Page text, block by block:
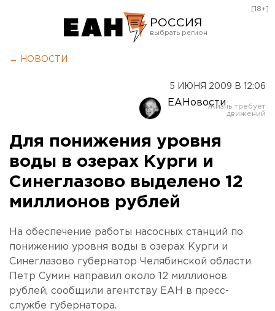
РОССИЯ
Оренбург
[18+]
← НОВОСТИ
5 ИЮНЯ 2009 В 12:06
ЕАНовости
Для понижения уровня
воды в озерах Курги и
Синеглазово выделено 12
миллионов рублей
На обеспечение работы насосных станций по
понижению уровня воды в озерах Курги и
Синеглазово губернатор Челябинской области
Петр Сумин направил около 12 миллионов
рублей, сообщили агентству ЕАН в пресс-
службе губернатора.